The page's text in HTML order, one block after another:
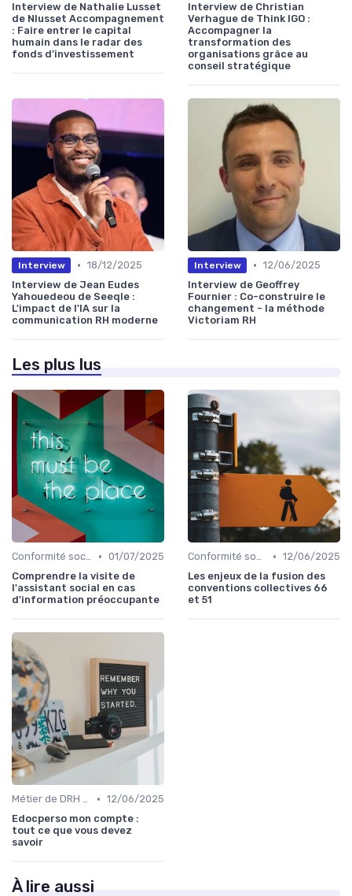
Interview de Nathalie Lusset
de Nlusset Accompagnement
: Faire entrer le capital
humain dans le radar des
fonds d’investissement
Interview de Christian
Verhague de Think IGO :
Accompagner la
transformation des
organisations grâce au
conseil stratégique
Interview • 18/12/2025
Interview de Jean Eudes
Yahouedeou de Seeqle :
L'impact de l'IA sur la
communication RH moderne
Interview • 12/06/2025
Interview de Geoffrey
Fournier : Co-construire le
changement - la méthode
Victoriam RH
Les plus lus
Conformité sociale & droit du travail • 01/07/2025
Comprendre la visite de
l'assistant social en cas
d'information préoccupante
Conformité sociale & droit du travail • 12/06/2025
Les enjeux de la fusion des
conventions collectives 66
et 51
Métier de DRH & responsabilités • 12/06/2025
Edocperso mon compte :
tout ce que vous devez
savoir
À lire aussi